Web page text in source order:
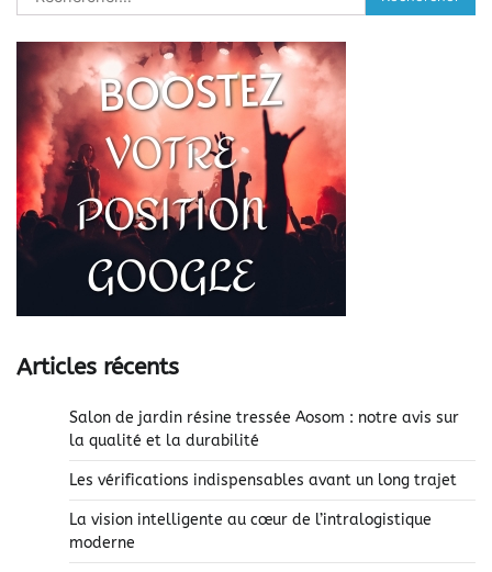
Articles récents
Salon de jardin résine tressée Aosom : notre avis sur
la qualité et la durabilité
Les vérifications indispensables avant un long trajet
La vision intelligente au cœur de l’intralogistique
moderne